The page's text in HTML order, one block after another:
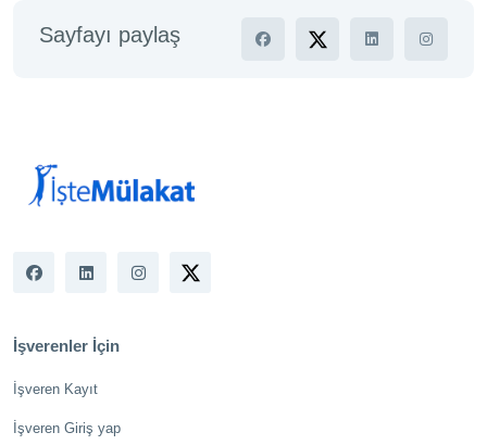
Sayfayı paylaş
İşverenler İçin
İşveren Kayıt
İşveren Giriş yap